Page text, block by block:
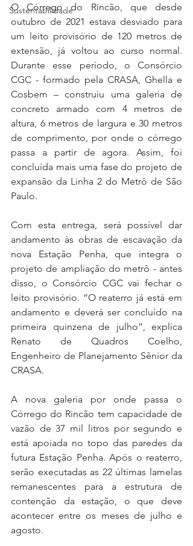
Sustentabilidade
O Córrego do Rincão, que desde
outubro de 2021 estava desviado para
um leito provisório de 120 metros de
extensão, já voltou ao curso normal.
Durante esse período, o Consórcio
CGC - formado pela CRASA, Ghella e
Cosbem – construiu uma galeria de
concreto armado com 4 metros de
altura, 6 metros de largura e 30 metros
de comprimento, por onde o córrego
passa a partir de agora. Assim, foi
concluída mais uma fase do projeto de
expansão da Linha 2 do Metrô de São
Paulo.
Com esta entrega, será possível dar
andamento às obras de escavação da
nova Estação Penha, que integra o
projeto de ampliação do metrô - antes
disso, o Consórcio CGC vai fechar o
leito provisório. “O reaterro já está em
andamento e deverá ser concluído na
primeira quinzena de julho”, explica
Renato de Quadros Coelho,
Engenheiro de Planejamento Sênior da
CRASA.
A nova galeria por onde passa o
Córrego do Rincão tem capacidade de
vazão de 37 mil litros por segundo e
está apoiada no topo das paredes da
futura Estação Penha. Após o reaterro,
serão executadas as 22 últimas lamelas
remanescentes para a estrutura de
contenção da estação, o que deve
acontecer entre os meses de julho e
agosto.